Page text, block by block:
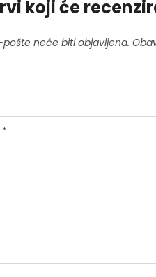
koji će
neće biti objavljena.
*